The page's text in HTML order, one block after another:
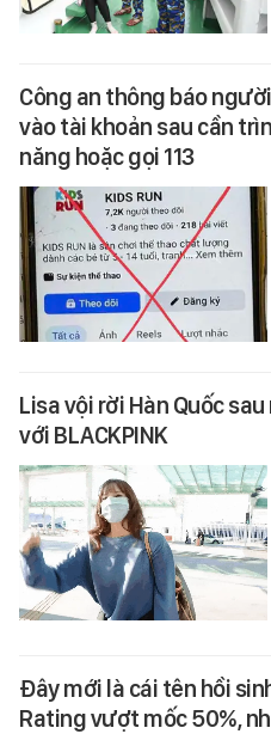
Công an thông báo
vào tài khoản sau cần
năng hoặc gọi 113
Lisa vội rời Hàn Quốc
với BLACKPINK
Đây mới là cái tên hồi
Rating vượt mốc 50%,